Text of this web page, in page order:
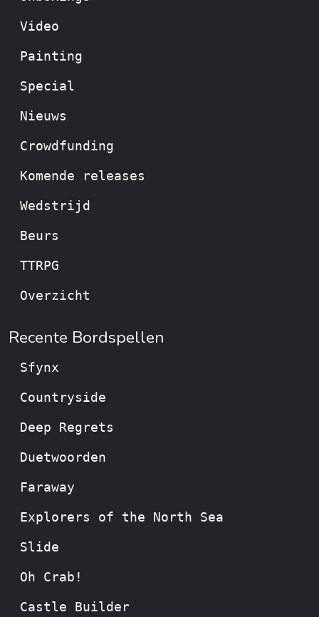
Video
Painting
Special
Nieuws
Crowdfunding
Komende releases
Wedstrijd
Beurs
TTRPG
Overzicht
Recente Bordspellen
Sfynx
Countryside
Deep Regrets
Duetwoorden
Faraway
Explorers of the North Sea
Slide
Oh Crab!
Castle Builder